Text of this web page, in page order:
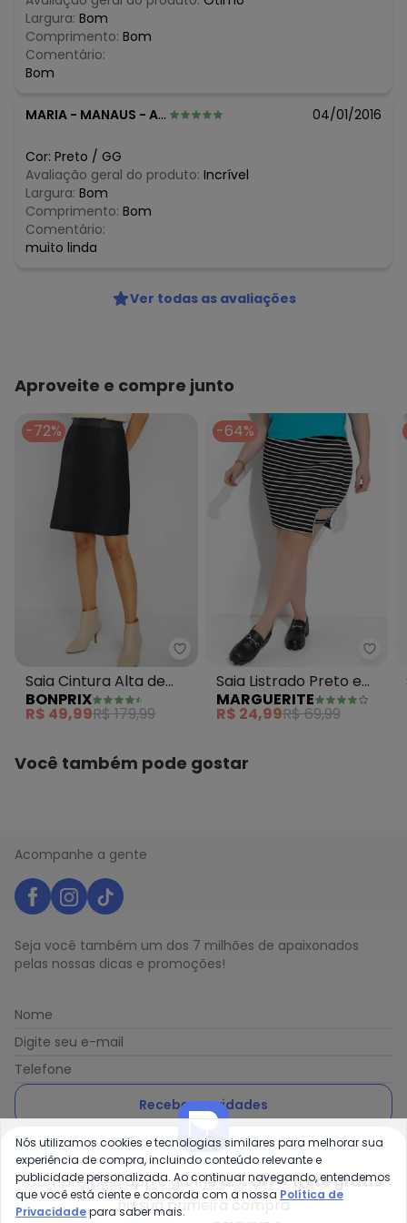
junho/2026
maio/2026
abril/2026
março/2026
Largura: Bom
Comprimento: Bom
Comentário:
Bom
MARIA - MANAUS - AM 04/01/2016
Cor: Preto / GG
Avaliação geral do produto: Incrível
Largura: Bom
Comprimento: Bom
Comentário:
muito linda
Ver todas as avaliações
Aproveite e compre junto
-72%
bonprix - Saia Cintura Alta de
Saia Cintura Alta de
Tweed Preta
BONPRIX
R$ 49,99R$ 179,99
-64%
Saia Listrado Preto e
Branco em Canelado
MARGUERITE
R$ 24,99R$ 69,99
Você também pode gostar
Acompanhe a gente
Seja você também um dos 7 milhões de apaixonados
pelas nossas dicas e promoções!
Nome
Digite seu e-mail
Telefone
Receber novidades
Ao enviar o cadastro, você concorda com a nossa Política
de Privacidade
Compre pelo app e ganhe12% OFF + frete grátis
na sua primeira compra
Nós utilizamos cookies e tecnologias similares para melhorar sua
experiência de compra, incluindo conteúdo relevante e
publicidade personalizada. Ao continuar navegando, entendemos
que você está ciente e concorda com a nossa Política de
Privacidadepara saber mais.